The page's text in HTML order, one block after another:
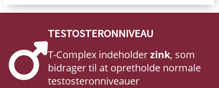
TESTOSTERONNIVEAU
T-Complex indeholderzink, som
bidrager til at opretholde normale
testosteronniveauer